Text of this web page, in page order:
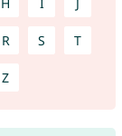
R S T
Z